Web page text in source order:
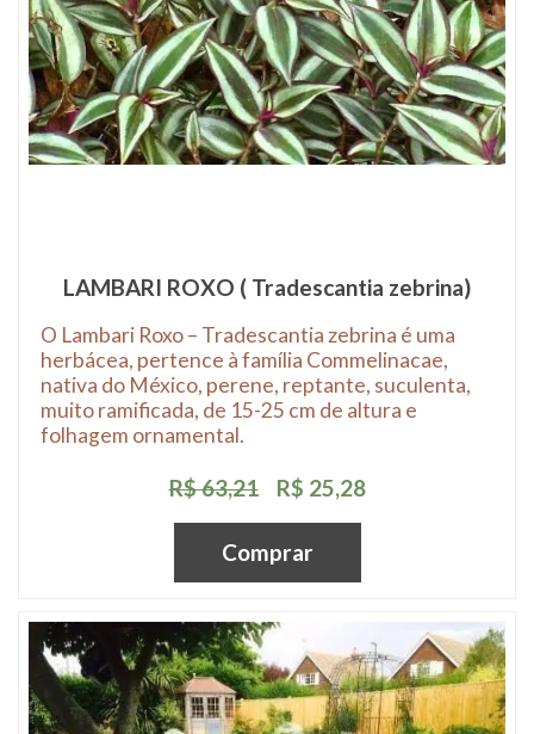
LAMBARI ROXO ( Tradescantia zebrina)
O Lambari Roxo – Tradescantia zebrina é uma
herbácea, pertence à família Commelinacae,
nativa do México, perene, reptante, suculenta,
muito ramificada, de 15-25 cm de altura e
folhagem ornamental.
R$ 63,21 R$ 25,28
Comprar